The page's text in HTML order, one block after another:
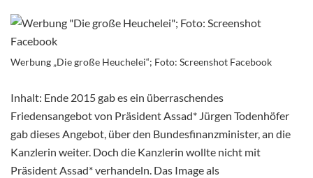
Werbung „Die große Heuchelei“; Foto: Screenshot Facebook
Inhalt: Ende 2015 gab es ein überraschendes
Friedensangebot von Präsident Assad* Jürgen Todenhöfer
gab dieses Angebot, über den Bundesfinanzminister, an die
Kanzlerin weiter. Doch die Kanzlerin wollte nicht mit
Präsident Assad* verhandeln. Das Image als